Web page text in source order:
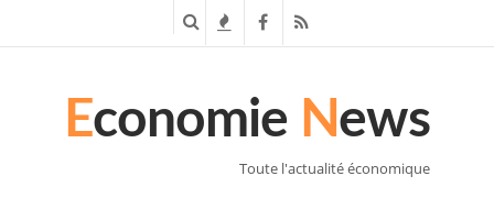
c n
F
c
R
S
Economie News
Toute l'actualité économique